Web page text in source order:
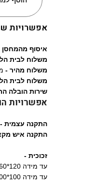
אפשרויות
איסוף מהמחסן
משלוח לבית
משלוח מהיר -
משלוח לבית
שירות הובלה
אפשרויות
התקנה עצמית -
התקנה איש
זכוכית -
עד מידה 120*60 400₪
עד מידה 100*200 500₪